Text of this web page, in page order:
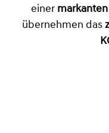
einer
übernehmen das